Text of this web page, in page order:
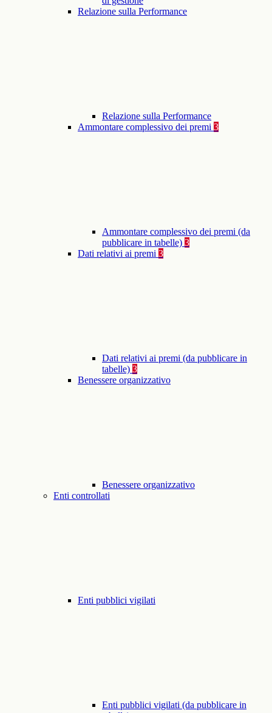
Relazione sulla Performance
Relazione sulla Performance
Ammontare complessivo dei premi 3
Ammontare complessivo dei premi (da
pubblicare in tabelle) 3
Dati relativi ai premi 3
Dati relativi ai premi (da pubblicare in
tabelle) 3
Benessere organizzativo
Benessere organizzativo
Enti controllati
Enti pubblici vigilati
Enti pubblici vigilati (da pubblicare in